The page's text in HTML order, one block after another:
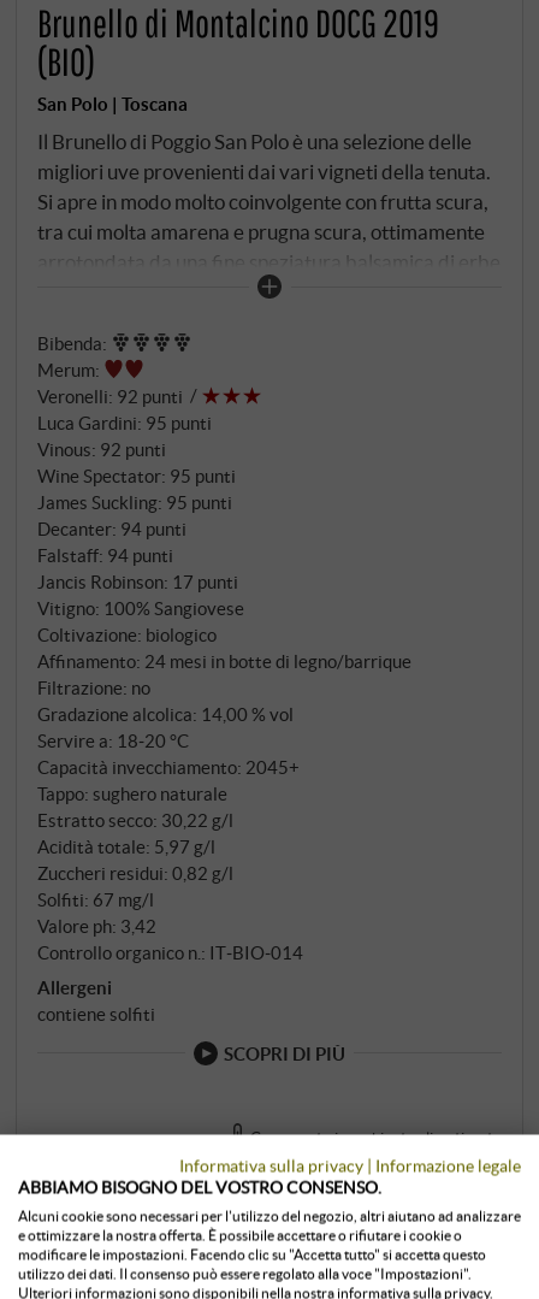
Brunello di Montalcino DOCG 2019
(BIO)
San Polo | Toscana
Il Brunello di Poggio San Polo è una selezione delle
migliori uve provenienti dai vari vigneti della tenuta.
Si apre in modo molto coinvolgente con frutta scura,
tra cui molta amarena e prugna scura, ottimamente
arrotondata da una fine speziatura balsamica di erbe
e note di pepe bianco. Al palato ha una consistenza
rinfrescate da un'acidità da Sangiovese ben
proporzionata e raffinata. Aromi di bacche scure,
lungo, profondo e con un finale notevole e
leggermente minerale. SUPERIORE.DE
Bibenda:
Merum:
Veronelli: 92 punti
Luca Gardini: 95 punti
Vinous: 92 punti
Wine Spectator: 95 punti
James Suckling: 95 punti
Decanter: 94 punti
Falstaff: 94 punti
Jancis Robinson: 17 punti
Vitigno: 100% Sangiovese
Coltivazione: biologico
Affinamento: 24 mesi in botte di legno/barrique
Filtrazione: no
Gradazione alcolica: 14,00 % vol
Servire a: 18‑20 °C
Capacità invecchiamento: 2045+
Tappo: sughero naturale
Estratto secco: 30,22 g/l
Acidità totale: 5,97 g/l
Zuccheri residui: 0,82 g/l
Solfiti: 67 mg/l
Valore ph: 3,42
Controllo organico n.: IT‑BIO‑014
Allergeni
contiene solfiti
SCOPRI DI PIÙ
Conservato in ambiente climatizzato
0,75 l · 70,67 €/l·IVA inclusa, piùspedizione subito disponibile
53,00 €
Informativa sulla privacy | Informazione legale
ABBIAMO BISOGNO DEL VOSTRO CONSENSO.
Alcuni cookie sono necessari per l'utilizzo del negozio, altri aiutano ad analizzare
e ottimizzare la nostra offerta. È possibile accettare o rifiutare i cookie o
modificare le impostazioni. Facendo clic su "Accetta tutto" si accetta questo
utilizzo dei dati. Il consenso può essere regolato alla voce "Impostazioni".
Ulteriori informazioni sono disponibili nella nostra informativa sulla privacy.